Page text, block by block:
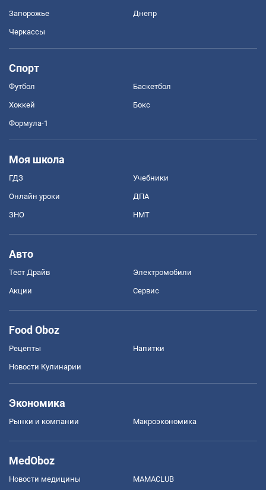
Запорожье Днепр
Черкассы
Спорт
Футбол Баскетбол
Хоккей Бокс
Формула-1
Моя школа
ГДЗ Учебники
Онлайн уроки ДПА
ЗНО НМТ
Авто
Тест Драйв Электромобили
Акции Сервис
Food Oboz
Рецепты Напитки
Новости Кулинарии
Экономика
Рынки и компании Mакроэкономика
MedOboz
Новости медицины MAMACLUB